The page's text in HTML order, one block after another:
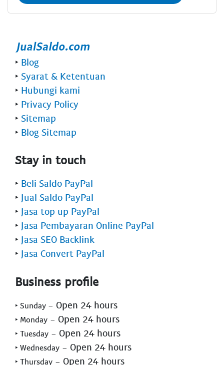
‣ Blog
‣ Syarat & Ketentuan
‣ Hubungi kami
‣ Privacy Policy
‣ Sitemap
‣ Blog Sitemap
Stay in touch
‣ Beli Saldo PayPal
‣ Jual Saldo PayPal
‣ Jasa top up PayPal
‣ Jasa Pembayaran Online PayPal
‣ Jasa SEO Backlink
‣ Jasa Convert PayPal
Business profile
‣ Sunday - Open 24 hours
‣ Monday - Open 24 hours
‣ Tuesday - Open 24 hours
‣ Wednesday - Open 24 hours
‣ Thursday - Open 24 hours